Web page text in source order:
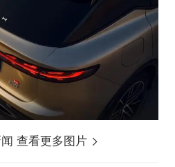
查看更多图片